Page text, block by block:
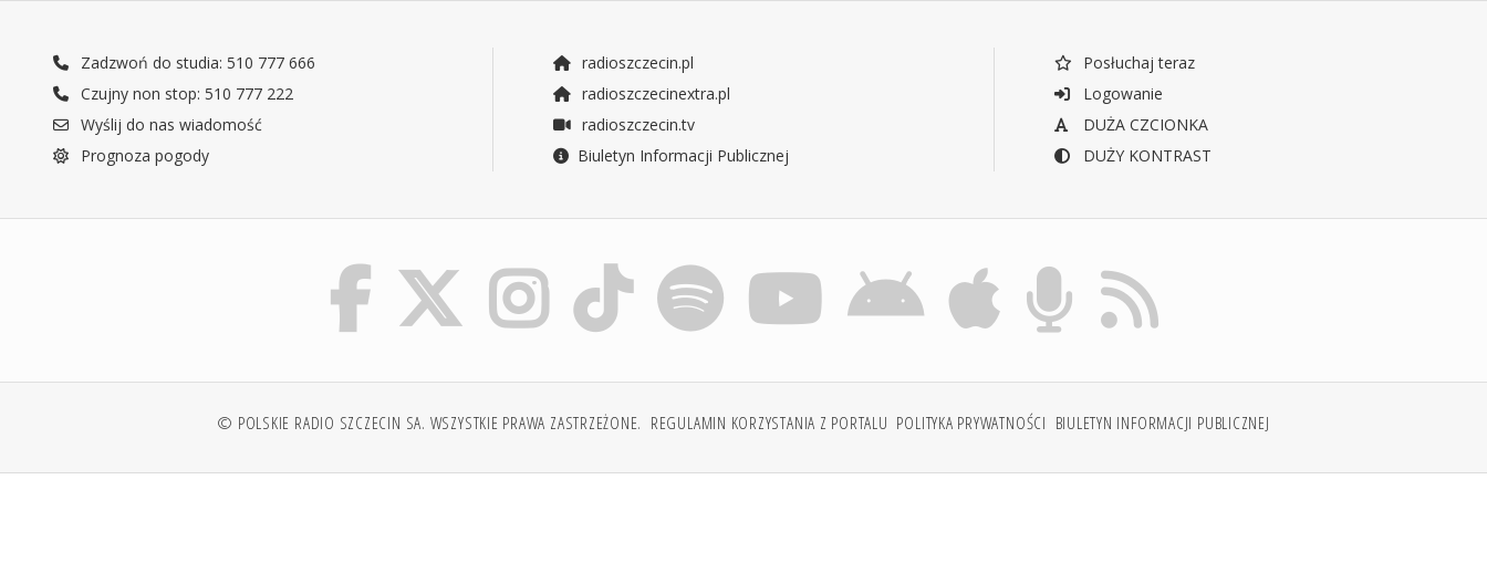
Zadzwoń do studia: 510 777 666
Czujny non stop: 510 777 222
Wyślij do nas wiadomość
Prognoza pogody
radioszczecin.pl
radioszczecinextra.pl
radioszczecin.tv
Biuletyn Informacji Publicznej
Posłuchaj teraz
Logowanie
DUŻA CZCIONKA
DUŻY KONTRAST
© POLSKIE RADIO SZCZECIN SA. WSZYSTKIE PRAWA ZASTRZEŻONE. REGULAMIN KORZYSTANIA Z PORTALU POLITYKA PRYWATNOŚCI BIULETYN INFORMACJI PUBLICZNEJ